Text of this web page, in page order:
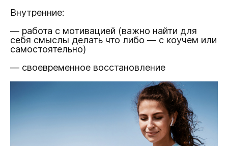
Внутренние:
— работа с мотивацией (важно найти для
себя смыслы делать что либо — с коучем или
самостоятельно)
— своевременное восстановление